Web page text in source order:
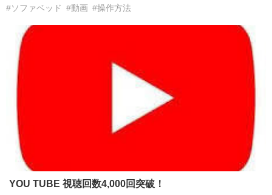
#ソファベッド #動画 #操作方法
YOU TUBE 視聴回数4,000回突破！